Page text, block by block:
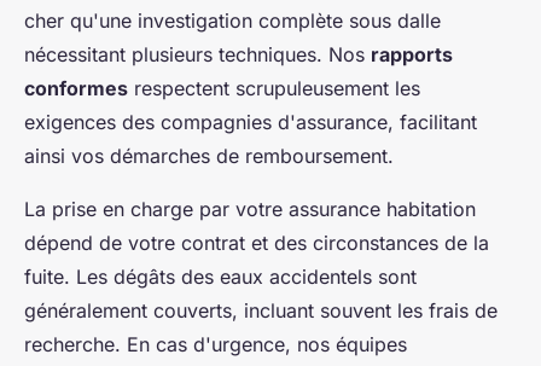
cher qu'une investigation complète sous dalle
nécessitant plusieurs techniques. Nos rapports
conformes respectent scrupuleusement les
exigences des compagnies d'assurance, facilitant
ainsi vos démarches de remboursement.
La prise en charge par votre assurance habitation
dépend de votre contrat et des circonstances de la
fuite. Les dégâts des eaux accidentels sont
généralement couverts, incluant souvent les frais de
recherche. En cas d'urgence, nos équipes